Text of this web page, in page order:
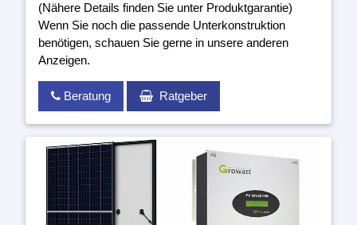
(Nähere Details finden Sie unter Produktgarantie)
Wenn Sie noch die passende Unterkonstruktion
benötigen, schauen Sie gerne in unsere anderen
Anzeigen.
Beratung Ratgeber